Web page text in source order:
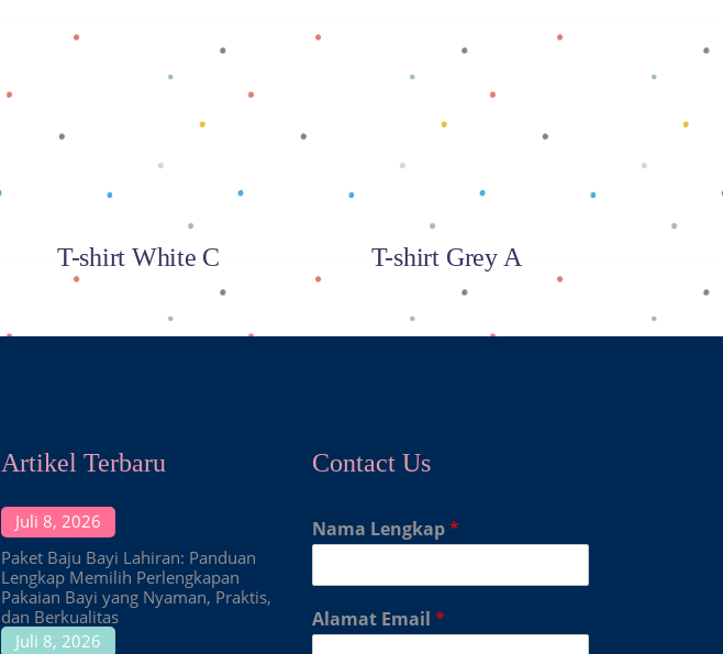
Baca selengkapnya
T-shirt White C
Baca selengkapnya
T-shirt Grey A
Artikel Terbaru
Juli 8, 2026
Paket Baju Bayi Lahiran: Panduan
Lengkap Memilih Perlengkapan
Pakaian Bayi yang Nyaman, Praktis,
dan Berkualitas
Juli 8, 2026
Contact Us
Nama Lengkap*
Alamat Email *